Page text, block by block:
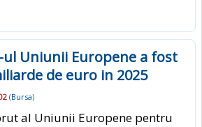
ul Uniunii Europene a fost
de euro in 2025
(Bursa)
al Uniunii Europene pentru